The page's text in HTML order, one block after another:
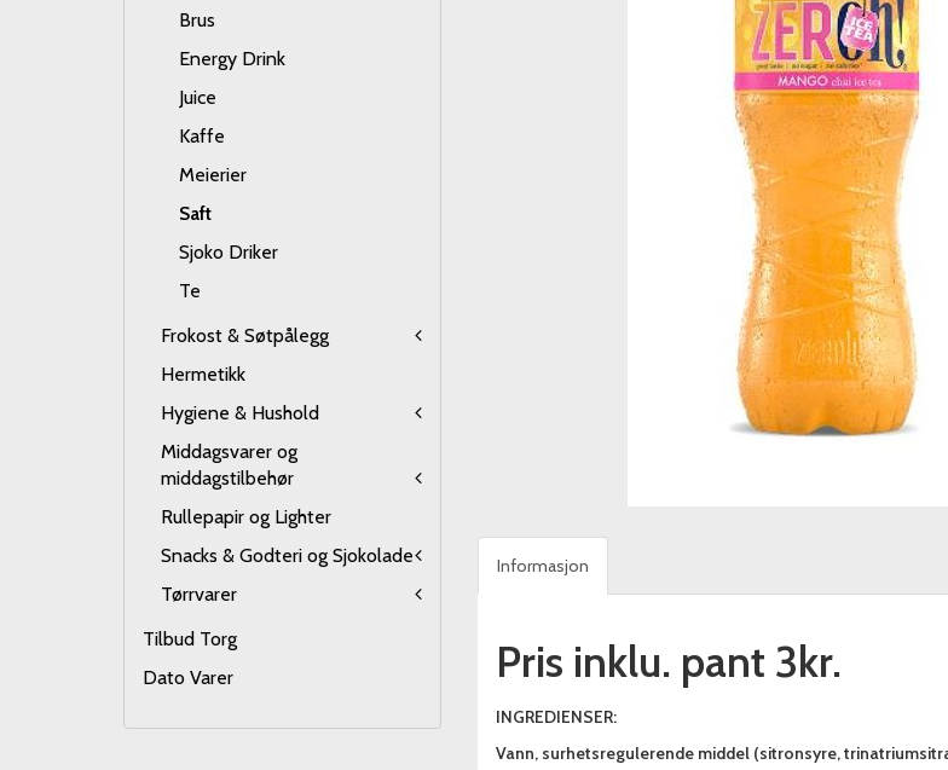
Brus
Energy Drink
Juice
Kaffe
Meierier
Saft
Sjoko Driker
Te
Frokost & Søtpålegg
Hermetikk
Hygiene & Hushold
Middagsvarer og
middagstilbehør
Rullepapir og Lighter
Snacks & Godteri og Sjokolade
Tørrvarer
Tilbud Torg
Dato Varer
Informasjon
Pris inklu. pant 3kr.
INGREDIENSER:
Vann, surhetsregulerende middel (sitronsyre,